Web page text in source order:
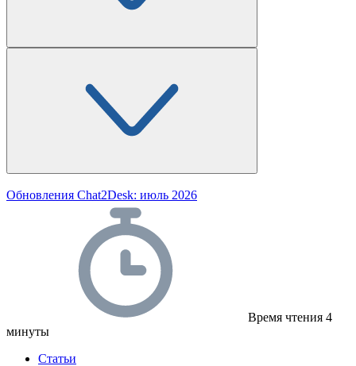
Обновления Chat2Desk: июль 2026
Время чтения 4
минуты
Статьи